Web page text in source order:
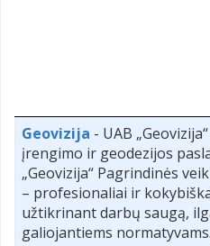
Geovizija - UAB
įrengimo ir geodezijos
„Geovizija“ Pagrindinės
– profesionaliai ir
užtikrinant darbų saugą,
galiojantiems